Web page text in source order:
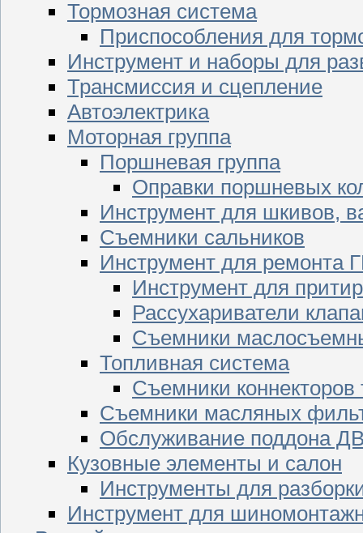
Тормозная система
Приспособления для
Инструмент и наборы для
Трансмиссия и сцепление
Автоэлектрика
Моторная группа
Поршневая группа
Оправки поршневых
Инструмент для шкивов,
Съемники сальников
Инструмент для ремонта
Инструмент для
Рассухариватели
Съемники
Топливная система
Съемники
Съемники масляных
Обслуживание поддона
Кузовные элементы и салон
Инструменты для
Инструмент для